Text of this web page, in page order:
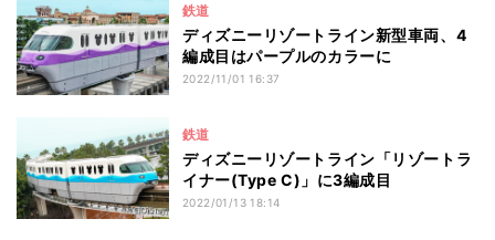
鉄道
ディズニーリゾートライン新型車両、4
編成目はパープルのカラーに
2022/11/01 16:37
鉄道
ディズニーリゾートライン「リゾートラ
イナー(Type C)」に3編成目
2022/01/13 18:14